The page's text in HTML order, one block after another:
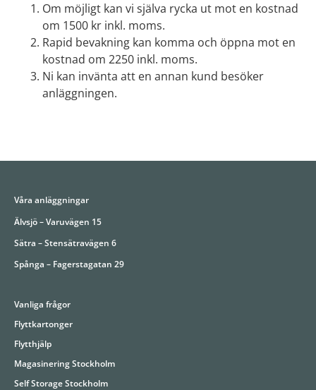
Om möjligt kan vi själva rycka ut mot en kostnad
om 1500 kr inkl. moms.
Rapid bevakning kan komma och öppna mot en
kostnad om 2250 inkl. moms.
Ni kan invänta att en annan kund besöker
anläggningen.
Våra anläggningar
Älvsjö – Varuvägen 15
Sätra – Stensätravägen 6
Spånga – Fagerstagatan 29
Vanliga frågor
Flyttkartonger
Flytthjälp
Magasinering Stockholm
Self Storage Stockholm